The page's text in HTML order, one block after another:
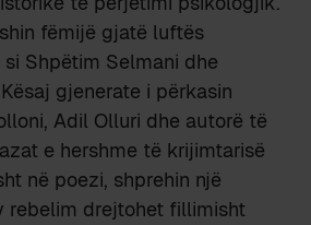
fëmijë gjatë luftës
Shpëtim Selmani dhe
gjenerate i përkasin
Adil Olluri dhe autorë të
e hershme të krijimtarisë
në poezi, shprehin një
rebelim drejtohet fillimisht